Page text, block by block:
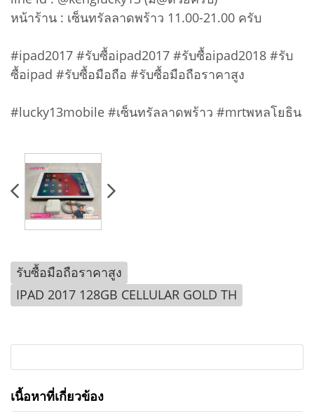
หน้าร้าน : เซ็นทรัลลาดพร้าว 11.00-21.00 ครับ
#ipad2017 #รับซื้อipad2017 #รับซื้อipad2018 #รับ
ซื้อipad #รับซื้อมือถือ #รับซื้อมือถือราคาสูง
#lucky13mobile #เซ็นทรัลลาดพร้าว #mrtพหลโยธิน
รับซื้อมือถือราคาสูง
IPAD 2017 128GB CELLULAR GOLD TH
เนื้อหาที่เกี่ยวข้อง